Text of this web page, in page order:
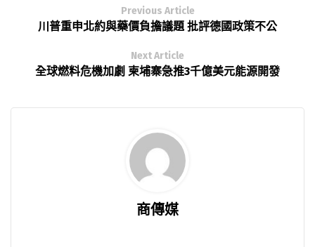
Previous Article
川普重申北約與藥價負擔議題 批評德國政策不公
Next Article
全球燃料危機加劇 柬埔寨急推3千億美元能源開發
商傳媒